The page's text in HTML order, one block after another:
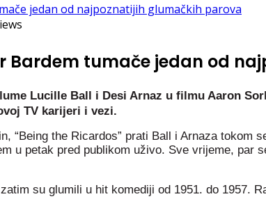
Bardem tumače jedan od
Lucille Ball i Desi Arnaz u filmu Aaron
TV karijeri i vezi.
“Being the Ricardos” prati Ball i Arnaza tokom
u petak pred publikom uživo. Sve vrijeme, par
su glumili u hit komediji od 1951. do 1957.